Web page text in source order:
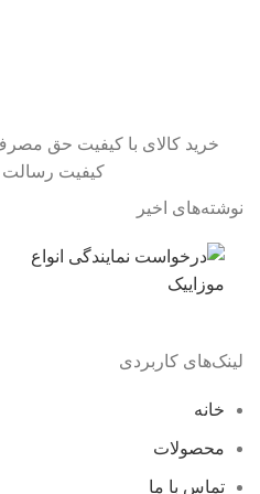
خرید کالای با کیفیت حق مصرف
کیفیت رسالت
نوشته‌های اخیر
لینک‌های کاربردی
خانه
محصولات
تماس با ما